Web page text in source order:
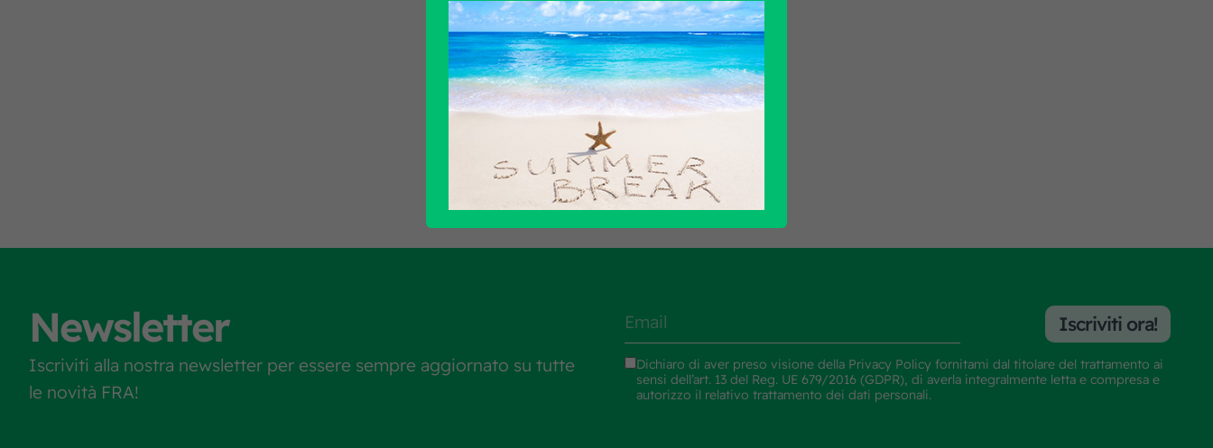
Scopri tutti i prodotti
Newsletter
Iscriviti alla nostra newsletter per essere sempre aggiornato su tutte
le novità FRA!
Dichiaro di aver preso visione della Privacy Policy fornitami dal titolare del trattamento ai
sensi dell’art. 13 del Reg. UE 679/2016 (GDPR), di averla integralmente letta e compresa e
autorizzo il relativo trattamento dei dati personali.
Iscriviti ora!